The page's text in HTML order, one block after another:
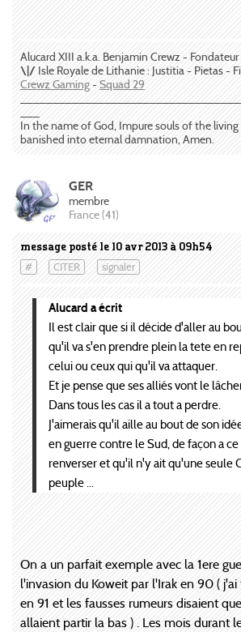
Alucard XIII a.k.a. Benjamin Crewz -
\|/ Isle Royale de Lithanie : Justitia - Pietas -
Crewz Gaming-Squad 29
In the name of God, Impure souls of the
banished into eternal damnation, Amen.
message posté le 10 avr 2013 à 09h54
# CITER signaler
GER
membre
France (41)
Alucard a écrit
Il est clair que si il décide d'aller au
qu'il va s'en prendre plein la tete en
celui ou ceux qui qu'il va attaquer.
Et je pense que ses alliés vont le
Dans tous les cas il a tout a perdre.
J'aimerais qu'il aille au bout de son
en guerre contre le Sud, de façon a
renverser et qu'il n'y ait qu'une seule
peuple ...
On a un parfait exemple avec la 1ere
l'invasion du Koweit par l'Irak en 90 (
en 91 et les fausses rumeurs disaient
allaient partir la bas ) . Les mois durant